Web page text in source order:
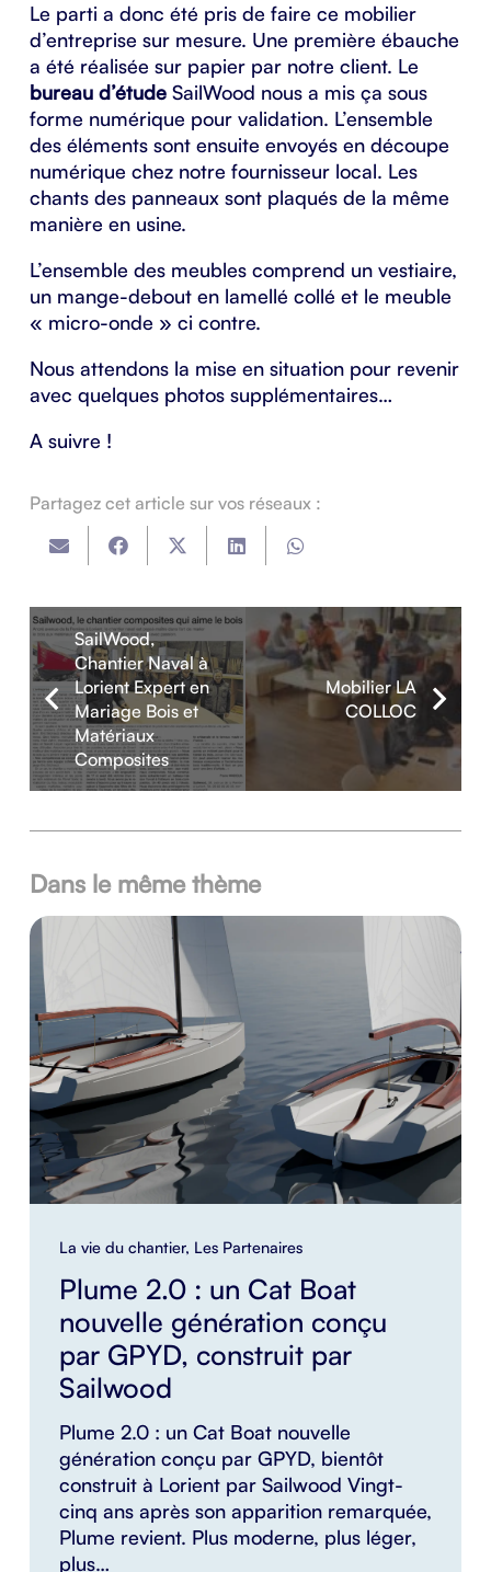
Le parti a donc été pris de faire ce mobilier
d’entreprise sur mesure. Une première ébauche
a été réalisée sur papier par notre client. Le
bureau d’étude SailWood nous a mis ça sous
forme numérique pour validation. L’ensemble
des éléments sont ensuite envoyés en découpe
numérique chez notre fournisseur local. Les
chants des panneaux sont plaqués de la même
manière en usine.
L’ensemble des meubles comprend un vestiaire,
un mange-debout en lamellé collé et le meuble
« micro-onde » ci contre.
Nous attendons la mise en situation pour revenir
avec quelques photos supplémentaires…
A suivre !
Partagez cet article sur vos réseaux :
SailWood,
Chantier Naval à
Lorient Expert en
Mariage Bois et
Matériaux
Composites
Mobilier LA
COLLOC
Dans le même thème
La vie du chantier, Les Partenaires
Plume 2.0 : un Cat Boat
nouvelle génération conçu
par GPYD, construit par
Sailwood
Plume 2.0 : un Cat Boat nouvelle
génération conçu par GPYD, bientôt
construit à Lorient par Sailwood Vingt-
cinq ans après son apparition remarquée,
Plume revient. Plus moderne, plus léger,
plus…